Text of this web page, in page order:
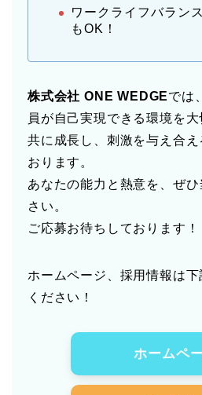
ワークライフバラン
もOK！
株式会社 ONE WEDGEでは
員が自己実現できる環境を大
共に成長し、刺激を与え合
おります。
あなたの能力と熱意を、ぜ
さい。
ご応募お待ちしております！
ホームページ、採用情報は
ください！
ホームペ